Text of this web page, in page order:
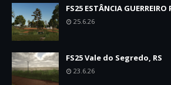
FS25 ESTÂNCIA GUERREIRO
25.6.26
FS25 Vale do Segredo, RS
23.6.26